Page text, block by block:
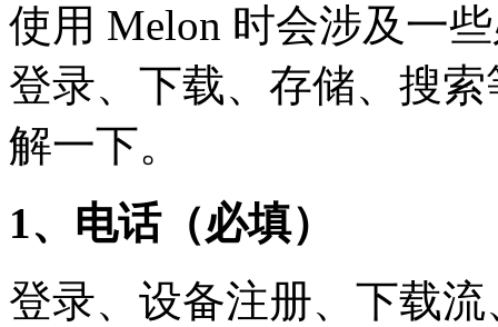
使用 Melon 时会涉及一
登录、下载、存储、搜
解一下。
1、电话（必填）
登录、设备注册、下载